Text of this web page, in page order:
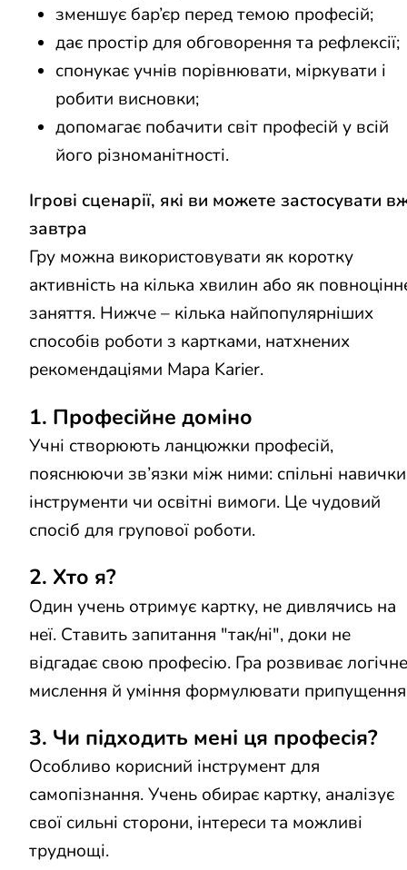
зменшує бар’єр перед темою професій;
дає простір для обговорення та рефлексії;
спонукає учнів порівнювати, міркувати і
робити висновки;
допомагає побачити світ професій у всій
його різноманітності.
Ігрові сценарії, які ви можете застосувати
завтра
Гру можна використовувати як коротку
активність на кілька хвилин або як
заняття. Нижче – кілька найпопулярніших
способів роботи з картками, натхнених
рекомендаціями Mapa Karier.
1. Професійне доміно
Учні створюють ланцюжки професій,
пояснюючи зв’язки між ними: спільні
інструменти чи освітні вимоги. Це чудовий
спосіб для групової роботи.
2. Хто я?
Один учень отримує картку, не дивлячись на
неї. Ставить запитання "так/ні", доки не
відгадає свою професію. Гра розвиває логічне
мислення й уміння формулювати
3. Чи підходить мені ця професія?
Особливо корисний інструмент для
самопізнання. Учень обирає картку, аналізує
свої сильні сторони, інтереси та можливі
труднощі.